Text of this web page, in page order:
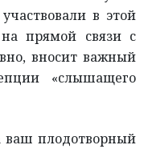
в этой
на прямой связи с
вносит важный
«слышащего
ваш плодотворный